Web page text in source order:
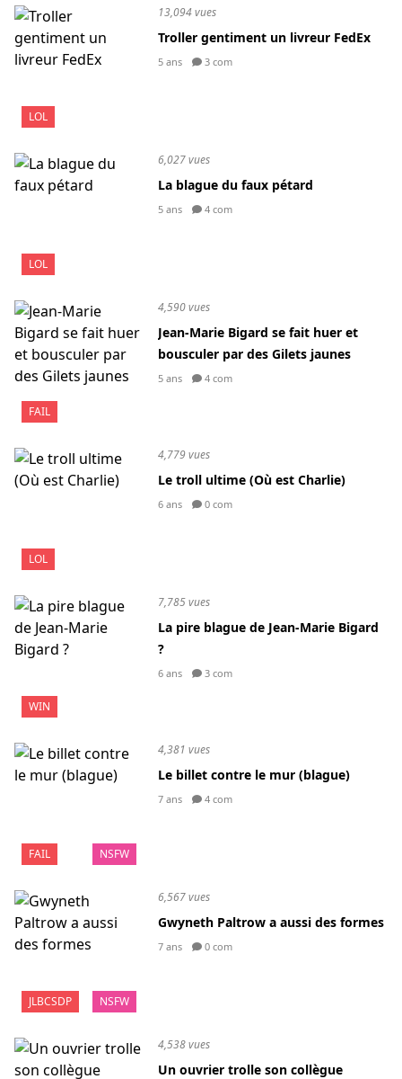
LOL
13,094 vues
Troller gentiment un livreur FedEx
5 ans 3 com
LOL
6,027 vues
La blague du faux pétard
5 ans 4 com
FAIL
4,590 vues
Jean-Marie Bigard se fait huer et
bousculer par des Gilets jaunes
5 ans 4 com
LOL
4,779 vues
Le troll ultime (Où est Charlie)
6 ans 0 com
WIN
7,785 vues
La pire blague de Jean-Marie Bigard
?
6 ans 3 com
FAIL NSFW
4,381 vues
Le billet contre le mur (blague)
7 ans 4 com
JLBCSDP NSFW
6,567 vues
Gwyneth Paltrow a aussi des formes
7 ans 0 com
4,538 vues
Un ouvrier trolle son collègue